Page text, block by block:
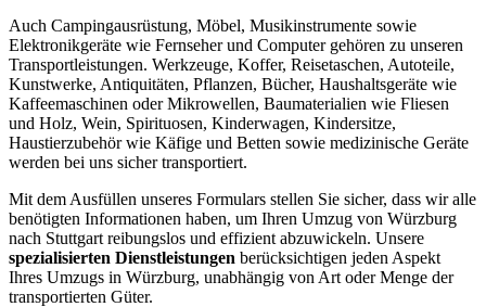
Auch Campingausrüstung, Möbel, Musikinstrumente sowie
Elektronikgeräte wie Fernseher und Computer gehören zu unseren
Transportleistungen. Werkzeuge, Koffer, Reisetaschen, Autoteile,
Kunstwerke, Antiquitäten, Pflanzen, Bücher, Haushaltsgeräte wie
Kaffeemaschinen oder Mikrowellen, Baumaterialien wie Fliesen
und Holz, Wein, Spirituosen, Kinderwagen, Kindersitze,
Haustierzubehör wie Käfige und Betten sowie medizinische Geräte
werden bei uns sicher transportiert.
Mit dem Ausfüllen unseres Formulars stellen Sie sicher, dass wir alle
benötigten Informationen haben, um Ihren Umzug von Würzburg
nach Stuttgart reibungslos und effizient abzuwickeln. Unsere
spezialisierten Dienstleistungen berücksichtigen jeden Aspekt
Ihres Umzugs in Würzburg, unabhängig von Art oder Menge der
transportierten Güter.